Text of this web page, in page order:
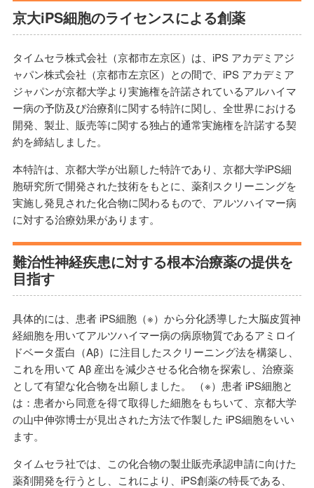
京大iPS細胞のライセンスによる創薬
タイムセラ株式会社（京都市左京区）は、iPS アカデミアジ
ャパン株式会社（京都市左京区）との間で、iPS アカデミア
ジャパンが京都大学より実施権を許諾されているアルハイマ
ー病の予防及び治療剤に関する特許に関し、全世界における
開発、製㐀、販売等に関する独占的通常実施権を許諾する契
約を締結しました。
本特許は、京都大学が出願した特許であり、京都大学iPS細
胞研究所で開発された技術をもとに、薬剤スクリーニングを
実施し発見された化合物に関わるもので、アルツハイマー病
に対する治療効果があります。
難治性神経疾患に対する根本治療薬の提供を
目指す
具体的には、患者 iPS細胞（※）から分化誘導した大脳皮質神
経細胞を用いてアルツハイマー病の病原物質であるアミロイ
ドベータ蛋白（Aβ）に注目したスクリーニング法を構築し、
これを用いて Aβ 産出を減少させる化合物を探索し、治療薬
として有望な化合物を出願しました。 （※）患者 iPS細胞と
は：患者から同意を得て取得した細胞をもちいて、京都大学
の山中伸弥博士が見出された方法で作製した iPS細胞をいい
ます。
タイムセラ社では、この化合物の製㐀販売承認申請に向けた
薬剤開発を行うとし、これにより、iPS創薬の特長である、